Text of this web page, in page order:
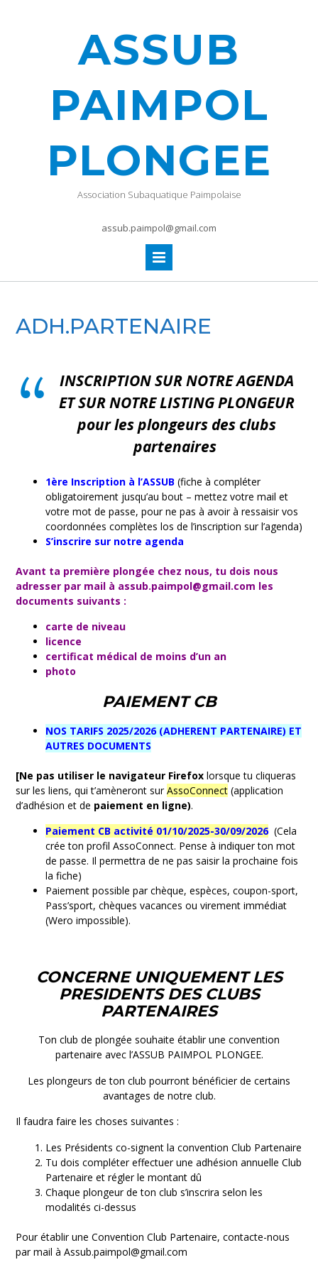
ASSUB
PAIMPOL
PLONGEE
Association Subaquatique Paimpolaise
assub.paimpol@gmail.com
ADH.PARTENAIRE
INSCRIPTION SUR NOTRE AGENDA
ET SUR NOTRE LISTING PLONGEUR
pour les plongeurs des clubs
partenaires
1ère Inscription à l’ASSUB (fiche à compléter
obligatoirement jusqu’au bout – mettez votre mail et
votre mot de passe, pour ne pas à avoir à ressaisir vos
coordonnées complètes los de l’inscription sur l’agenda)
S’inscrire sur notre agenda
Avant ta première plongée chez nous, tu dois nous
adresser par mail à assub.paimpol@gmail.com les
documents suivants :
carte de niveau
licence
certificat médical de moins d’un an
photo
PAIEMENT CB
NOS TARIFS 2025/2026 (ADHERENT PARTENAIRE) ET
AUTRES DOCUMENTS
[Ne pas utiliser le navigateur Firefox lorsque tu cliqueras
sur les liens, qui t’amèneront surAssoConnect (application
d’adhésion et de paiement en ligne).
Paiement CB activité 01/10/2025-30/09/2026 (Cela
crée ton profil AssoConnect. Pense à indiquer ton mot
de passe. Il permettra de ne pas saisir la prochaine fois
la fiche)
Paiement possible par chèque, espèces, coupon-sport,
Pass’sport, chèques vacances ou virement immédiat
(Wero impossible).
CONCERNE UNIQUEMENT LES
PRESIDENTS DES CLUBS
PARTENAIRES
Ton club de plongée souhaite établir une convention
partenaire avec l’ASSUB PAIMPOL PLONGEE.
Les plongeurs de ton club pourront bénéficier de certains
avantages de notre club.
Il faudra faire les choses suivantes :
Les Présidents co-signent la convention Club Partenaire
Tu dois compléter effectuer une adhésion annuelle Club
Partenaire et régler le montant dû
Chaque plongeur de ton club s’inscrira selon les
modalités ci-dessus
Pour établir une Convention Club Partenaire, contacte-nous
par mail à Assub.paimpol@gmail.com